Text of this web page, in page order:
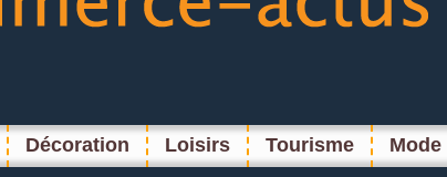
Décoration Loisirs Tourisme Mode